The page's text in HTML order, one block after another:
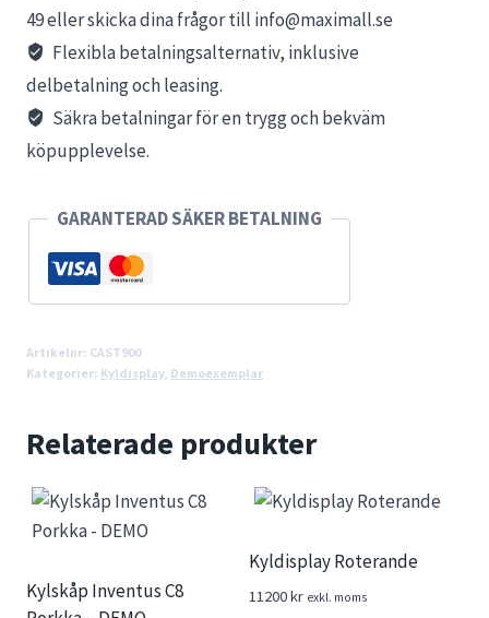
49 eller skicka dina frågor till info@maximall.se
Flexibla betalningsalternativ, inklusive
delbetalning och leasing.
Säkra betalningar för en trygg och bekväm
köpupplevelse.
GARANTERAD SÄKER BETALNING
Artikelnr: CAST900
Kategorier: Kyldisplay, Demoexemplar
Relaterade produkter
Kylskåp Inventus C8
Kyldisplay Roterande
11200kr exkl. moms